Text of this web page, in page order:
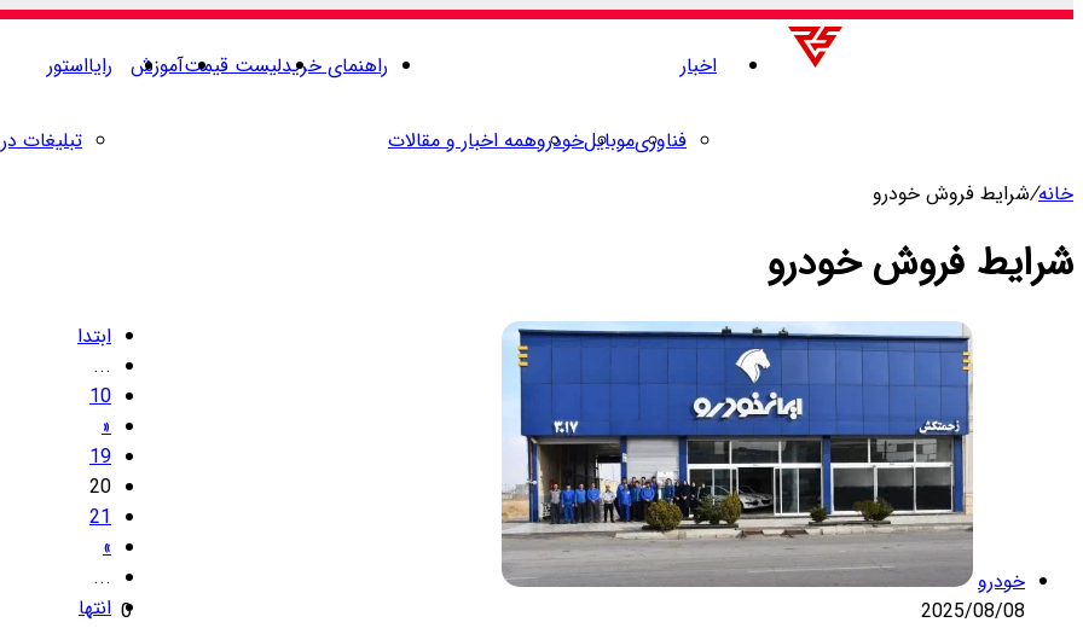
اخبار
فناوریموبایلخودروهمه اخبار و مقالات
راهنمای خریدلیست قیمتآموزش رایااستور
تبلیغات
خانه/شرایط فروش خودرو
شرایط فروش خودرو
خودرو
2025/08/08
0
ابتدا
...
10
«
19
20
21
»
...
انتها